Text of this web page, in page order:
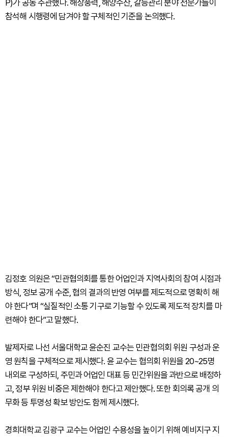
P)가 공동 주관했다. 해상풍력, 해양수산, 갈등관리 분야 전문가들이
참석해 시행령에 담겨야 할 구체적인 기준을 논의했다.
김정호 의원은 “민관협의회를 통한 어업인과 지역사회의 참여 시점과
방식, 정보 공개 수준, 협의 결과의 반영 여부를 제도적으로 명확히 해
야 한다”며 “실질적인 소통 기구로 기능할 수 있도록 제도적 장치를 마
련해야 한다”고 말했다.
발제자로 나선 서울대학교 윤순진 교수는 민관협의회 위원 구성과 운
영 원칙을 구체적으로 제시했다. 윤 교수는 협의회 위원을 20~25명
내외로 구성하되, 주민과 어업인 대표 등 민간위원을 과반으로 배정하
고, 정부 위원 비중은 제한해야 한다고 제안했다. 또한 회의록 공개 의
무화 등 투명성 확보 방안도 함께 제시했다.
경희대학교 김광구 교수는 어업인 수용성을 높이기 위해 예비지구 지